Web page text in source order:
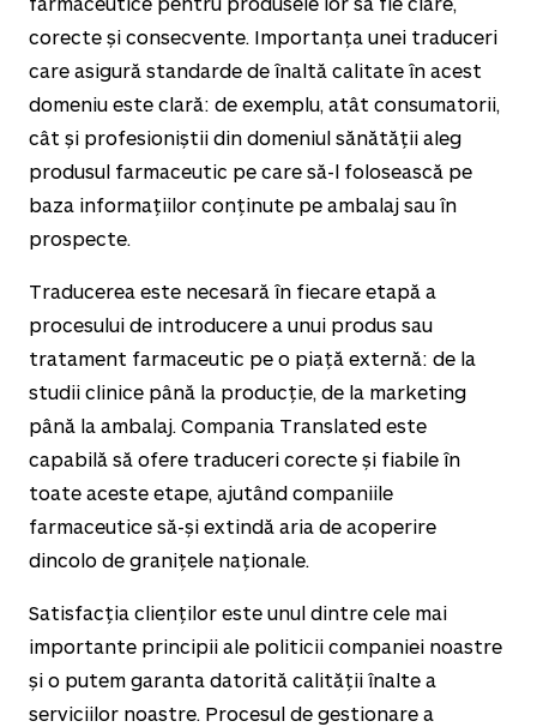
corecte și consecvente. Importanța unei traduceri
care asigură standarde de înaltă calitate în acest
domeniu este clară: de exemplu, atât consumatorii,
cât și profesioniștii din domeniul sănătății aleg
produsul farmaceutic pe care să-l folosească pe
baza informațiilor conținute pe ambalaj sau în
prospecte.
Traducerea este necesară în fiecare etapă a
procesului de introducere a unui produs sau
tratament farmaceutic pe o piață externă: de la
studii clinice până la producție, de la marketing
până la ambalaj. Compania Translated este
capabilă să ofere traduceri corecte și fiabile în
toate aceste etape, ajutând companiile
farmaceutice să-și extindă aria de acoperire
dincolo de granițele naționale.
Satisfacția clienților este unul dintre cele mai
importante principii ale politicii companiei noastre
și o putem garanta datorită calității înalte a
serviciilor noastre. Procesul de gestionare a